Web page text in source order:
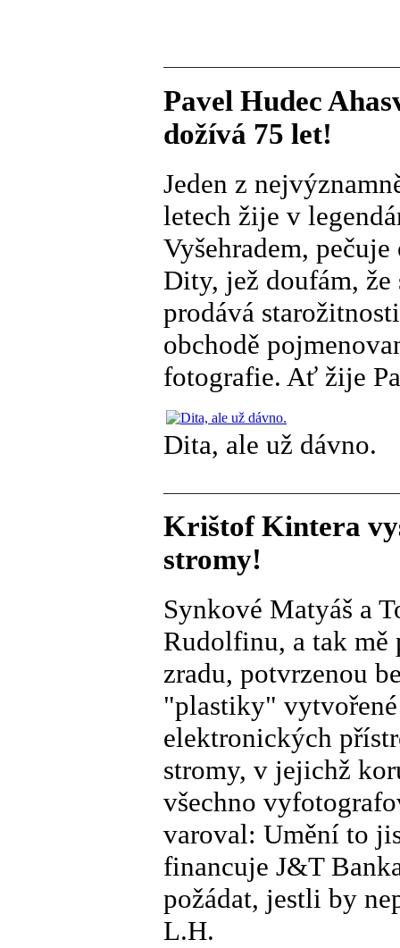
Pavel Hudec
dožívá 75 let!
Jeden z
letech žije v
Vyšehradem,
Dity, jež doufám, že
prodává
obchodě
fotografie. Ať žije
Dita, ale už dávno.
Krištof Kintera
stromy!
Synkové Matyáš a
Rudolfinu, a tak mě
zradu, potvrzenou
"plastiky"
elektronických
stromy, v jejichž
všechno
varoval: Umění to
financuje J&T
požádat, jestli by
L.H.